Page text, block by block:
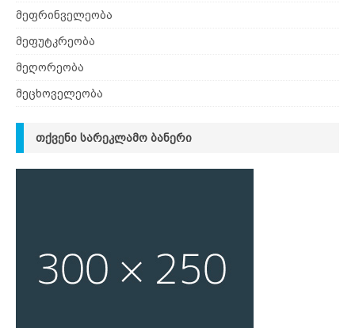
მეფრინველეობა
მეფუტკრეობა
მეღორეობა
მეცხოველეობა
ᲗᲥᲕᲔᲜᲘ ᲡᲐᲠᲔᲙᲚᲐᲛᲝ ᲑᲐᲜᲔᲠᲘ